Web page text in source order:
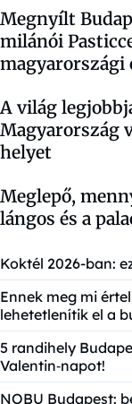
Megnyílt
milánói
magyarországi
A világ
Magyarország
helyet
Meglepő,
lángos és a
Koktél 2026-ban:
Ennek meg mi
lehetetlenítik el a
5 randihely
Valentin‑napot!
NOBU Budapest: